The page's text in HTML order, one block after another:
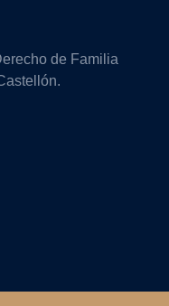
de Familia